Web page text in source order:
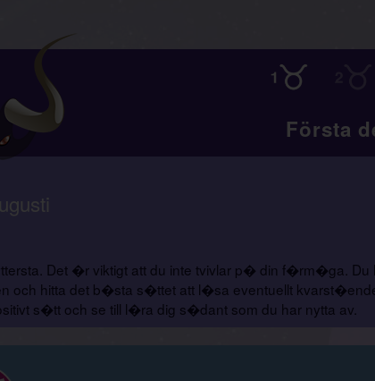
Första
Det �r viktigt att du inte tvivlar p� din f�rm�ga. Du
och hitta det b�sta s�ttet att l�sa eventuellt
s�tt och se till l�ra dig s�dant som du har nytta av.